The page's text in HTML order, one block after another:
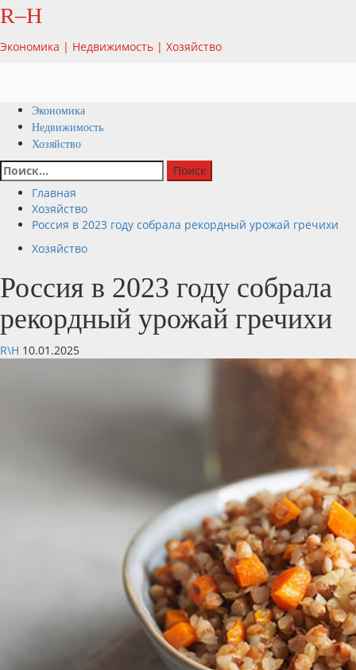
Перейти
к
содержимому
R–H
Экономика | Недвижимость | Хозяйство
Основное
меню
Экономика
Недвижимость
Хозяйство
Найти:
Главная
Хозяйство
Россия в 2023 году собрала рекордный урожай гречихи
Хозяйство
Россия в 2023 году собрала
рекордный урожай гречихи
R\H 10.01.2025